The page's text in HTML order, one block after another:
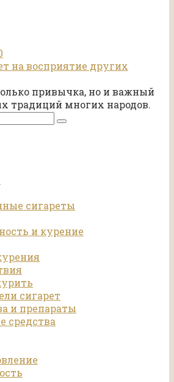
на восприятие других
привычка, но и важный
традиций многих народов.
сигареты
и курение
сигарет
и препараты
средства